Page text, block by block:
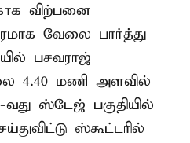
விற்பனை
வேலை பார்த்து
பசவராஜ்
4.40 மணி அளவில்
ஸ்டேஜ் பகுதியில்
ஸ்கூட்டரில்